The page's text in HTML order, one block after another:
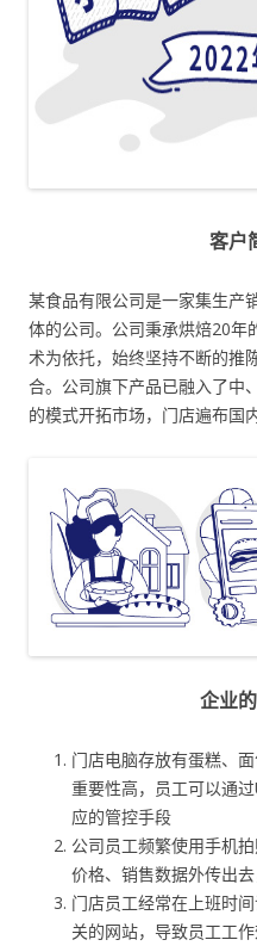
客户
某食品有限公司是一家集生产
体的公司。公司秉承烘焙20年
术为依托，始终坚持不断的推
合。公司旗下产品已融入了中
的模式开拓市场，门店遍布国
企业
门店电脑存放有蛋糕、
重要性高，员工可以通
应的管控手段
公司员工频繁使用手机
价格、销售数据外传出
门店员工经常在上班时
关的网站，导致员工工